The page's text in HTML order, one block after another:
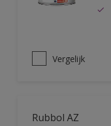
Vergelijk
Rubbol AZ